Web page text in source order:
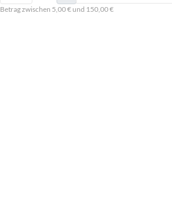
Betrag zwischen 5,00 € und 150,00 €